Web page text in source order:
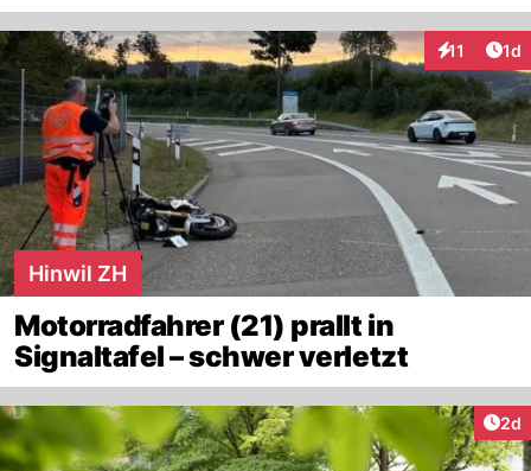
11 1d
Hinwil ZH
Motorradfahrer (21) prallt in
Signaltafel – schwer verletzt
2d